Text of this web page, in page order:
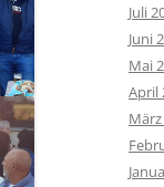
Juli
Juni
Mai
April